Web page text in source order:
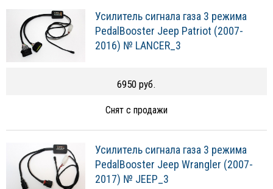
Усилитель сигнала газа 3 режима
PedalBooster Jeep Patriot (2007-
2016) № LANCER_3
6950 руб.
Снят с продажи
Усилитель сигнала газа 3 режима
PedalBooster Jeep Wrangler (2007-
2017) № JEEP_3